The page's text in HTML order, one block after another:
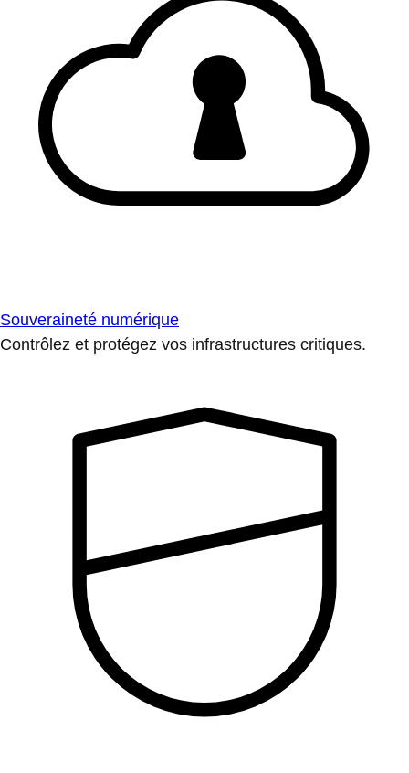
Souveraineté numérique
Contrôlez et protégez vos infrastructures critiques.